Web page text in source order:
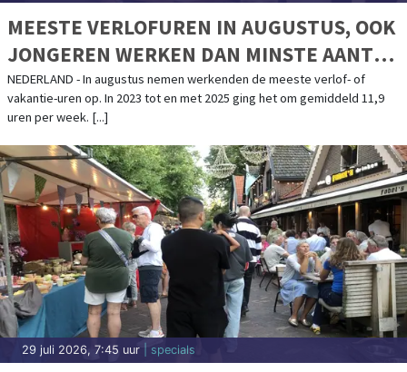
MEESTE VERLOFUREN IN AUGUSTUS, OOK
JONGEREN WERKEN DAN MINSTE AANTAL
UREN
NEDERLAND - In augustus nemen werkenden de meeste verlof- of
vakantie-uren op. In 2023 tot en met 2025 ging het om gemiddeld 11,9
uren per week. [...]
29 juli 2026, 7:45 uur | specials